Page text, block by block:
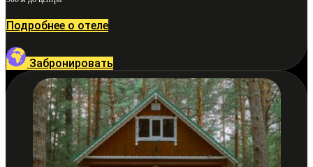
Подробнее о отеле
Забронировать